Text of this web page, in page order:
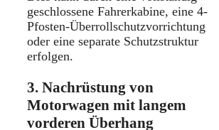
geschlossene Fahrerkabine, eine 4-
Pfosten-Überrollschutzvorrichtung
oder eine separate Schutzstruktur
erfolgen.
3. Nachrüstung von
Motorwagen mit langem
vorderen Überhang